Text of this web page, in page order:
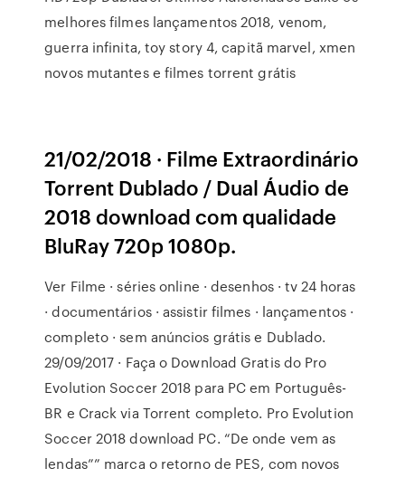
melhores filmes lançamentos 2018, venom,
guerra infinita, toy story 4, capitã marvel, xmen
novos mutantes e filmes torrent grátis
21/02/2018 · Filme Extraordinário
Torrent Dublado / Dual Áudio de
2018 download com qualidade
BluRay 720p 1080p.
Ver Filme · séries online · desenhos · tv 24 horas
· documentários · assistir filmes · lançamentos ·
completo · sem anúncios grátis e Dublado.
29/09/2017 · Faça o Download Gratis do Pro
Evolution Soccer 2018 para PC em Português-
BR e Crack via Torrent completo. Pro Evolution
Soccer 2018 download PC. “De onde vem as
lendas”” marca o retorno de PES, com novos